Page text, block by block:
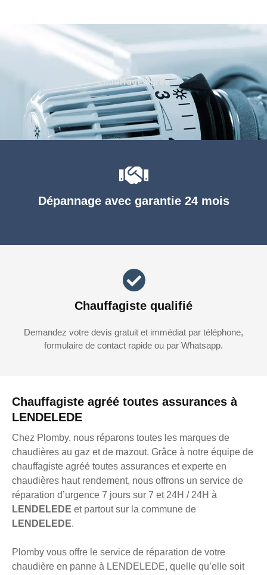
Chauffagiste agréé toutes assurances à
LENDELEDE
Chez Plomby, nous réparons toutes les marques de
chaudières au gaz et de mazout. Grâce à notre équipe de
chauffagiste agréé toutes assurances et experte en
chaudières haut rendement, nous offrons un service de
réparation d’urgence 7 jours sur 7 et 24H / 24H à
LENDELEDE et partout sur la commune de
LENDELEDE.
Plomby vous offre le service de réparation de votre
chaudière en panne à LENDELEDE, quelle qu’elle soit
Dépannage avec garantie 24 mois
Chauffagiste qualifié
Demandez votre devis gratuit et immédiat par téléphone,
formulaire de contact rapide ou par Whatsapp.
Chauffage agréé